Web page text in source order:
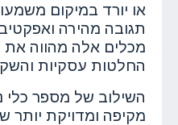
או יורד במיקום
תגובה מהירה
מכלים אלה מהווה
החלטות עסקיות
השילוב של מספר כלי
מקיפה ומדויקת יותר